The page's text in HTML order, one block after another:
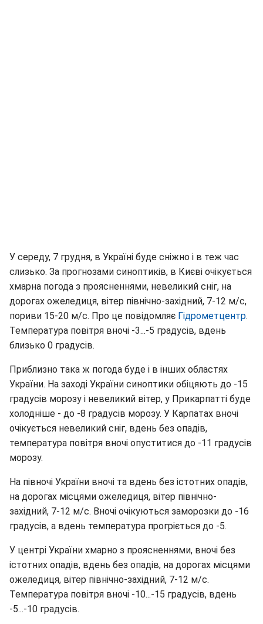
У середу, 7 грудня, в Україні буде сніжно і в теж час
слизько. За прогнозами синоптиків, в Києві очікується
хмарна погода з проясненнями, невеликий сніг, на
дорогах ожеледиця, вітер північно-західний, 7-12 м/с,
пориви 15-20 м/с. Про це повідомляє Гідрометцентр.
Температура повітря вночі -3...-5 градусів, вдень
близько 0 градусів.
Приблизно така ж погода буде і в інших областях
України. На заході України синоптики обіцяють до -15
градусів морозу і невеликий вітер, у Прикарпатті буде
холодніше - до -8 градусів морозу. У Карпатах вночі
очікується невеликий сніг, вдень без опадів,
температура повітря вночі опуститися до -11 градусів
морозу.
На півночі України вночі та вдень без істотних опадів,
на дорогах місцями ожеледиця, вітер північно-
західний, 7-12 м/с. Вночі очікуються заморозки до -16
градусів, а вдень температура прогріється до -5.
У центрі України хмарно з проясненнями, вночі без
істотних опадів, вдень без опадів, на дорогах місцями
ожеледиця, вітер північно-західний, 7-12 м/с.
Температура повітря вночі -10...-15 градусів, вдень
-5...-10 градусів.